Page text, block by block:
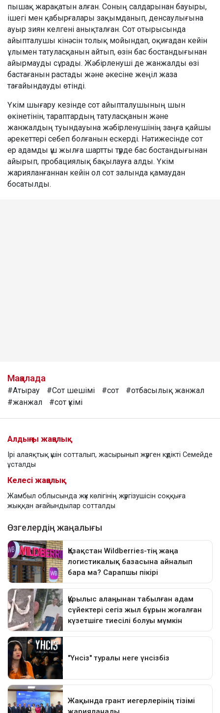
пышақ жарақатын алған. Соның салдарынан бауыры,
ішегі мен қабырғалары зақымданып, денсаулығына
ауыр зиян келгені анықталған. Сот отырысында
айыпталушы кінәсін толық мойындап, оқиғадан кейін
ұлымен татуласқанын айтып, өзін бас бостандығынан
айырмауды сұрады. Жәбірленуші де жанжалды өзі
бастағанын растады және әкесіне жеңіл жаза
тағайындауды өтінді.
Үкім шығару кезінде сот айыпталушының шын
өкінетінін, тараптардың татуласқанын және
жанжалдың туындауына жәбірленушінің заңға қайшы
әрекеттері себеп болғанын ескерді. Нәтижесінде сот
ер адамды үш жылға шартты түрде бас бостандығынан
айырып, пробациялық бақылауға алды. Үкім
жарияланғаннан кейін ол сот залында қамаудан
босатылды.
Мақалада
#Атырау #Сот шешімі #сот
#отбасылық жанжал
#жанжал
#сот үкімі
Алдыңғы жаңалық
Ірі алаяқтық үшін сотталып, жасырынып жүрген күдікті Семейде
ұсталды
Келесі жаңалық
Жамбыл облысында жүк көлігінің жүргізушісін соққыға
жыққан ағайындылар сотталды